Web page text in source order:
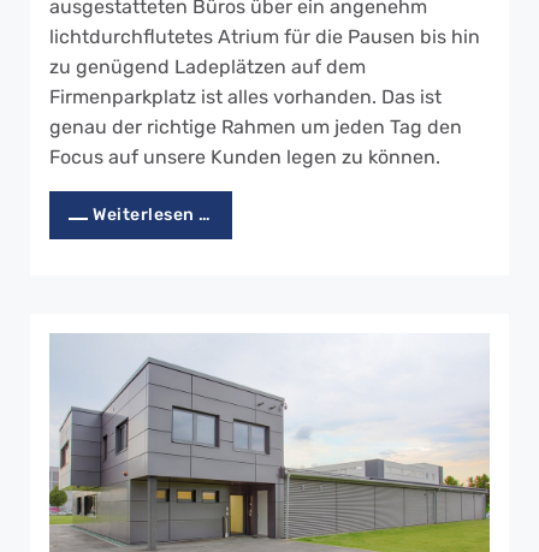
ausgestatteten Büros über ein angenehm
lichtdurchflutetes Atrium für die Pausen bis hin
zu genügend Ladeplätzen auf dem
Firmenparkplatz ist alles vorhanden. Das ist
genau der richtige Rahmen um jeden Tag den
Focus auf unsere Kunden legen zu können.
Weiterlesen …